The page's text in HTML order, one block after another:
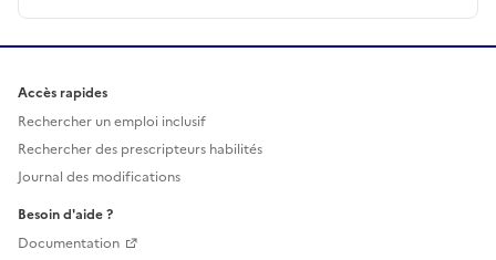
Accès rapides
Rechercher un emploi inclusif
Rechercher des prescripteurs habilités
Journal des modifications
Besoin d'aide ?
Documentation